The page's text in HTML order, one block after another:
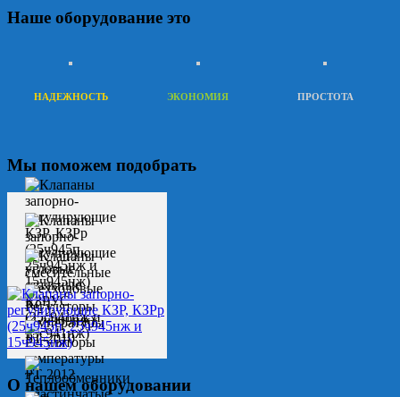
Наше оборудование это
НАДЕЖНОСТЬ ЭКОНОМИЯ ПРОСТОТА
Мы поможем подобрать
О нашем оборудовании